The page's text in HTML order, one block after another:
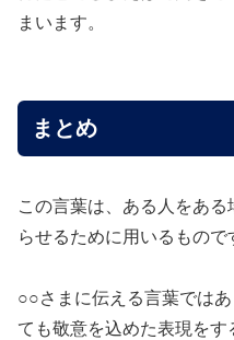
まいます。
まとめ
この言葉は、ある人をあ
らせるために用いるもので
○○さまに伝える言葉では
ても敬意を込めた表現をす